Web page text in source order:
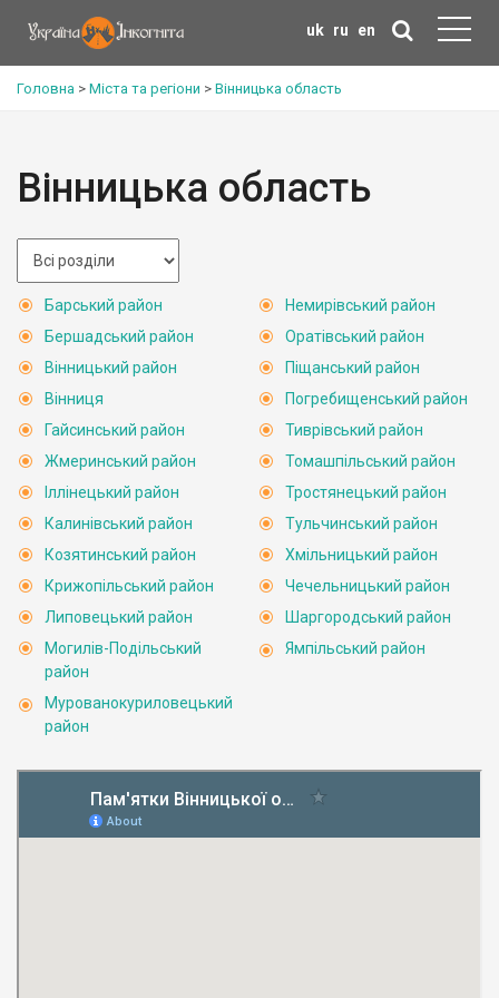
uk ru en
Головна > Міста та регіони > Вінницька область
Вінницька область
Барський район
Бершадський район
Вінницький район
Вінниця
Гайсинський район
Жмеринський район
Іллінецький район
Калинівський район
Козятинський район
Крижопільський район
Липовецький район
Могилів-Подільський
район
Мурованокуриловецький
район
Немирівський район
Оратівський район
Піщанський район
Погребищенський район
Тиврівський район
Томашпільський район
Тростянецький район
Тульчинський район
Хмільницький район
Чечельницький район
Шаргородський район
Ямпільський район